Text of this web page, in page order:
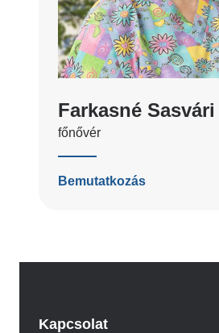
Farkasné Sasvári
főnővér
Bemutatkozás
Kapcsolat